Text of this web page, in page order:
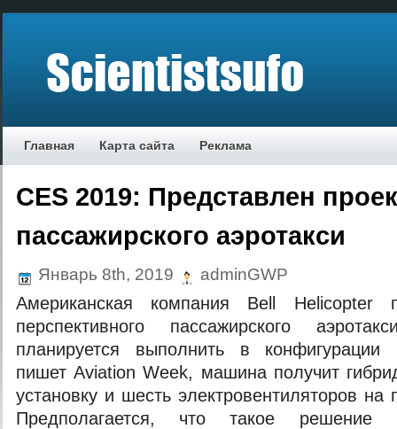
Главная Карта сайта Реклама
CES 2019: Представлен
пассажирского аэротакси
Январь 8th, 2019 adminGWP
Американская компания Bell Helicopter
перспективного пассажирского
планируется выполнить в конфигурации
пишет Aviation Week, машина получит
установку и шесть электровентиляторов на
Предполагается, что такое решение